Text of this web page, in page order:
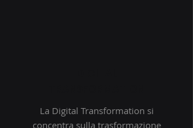
La Digital Transformation si
concentra sulla trasformazione